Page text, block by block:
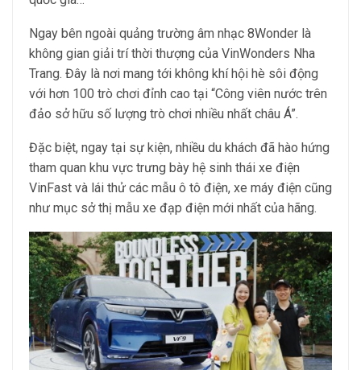
Ngay bên ngoài quảng trường âm nhạc 8Wonder là
không gian giải trí thời thượng của VinWonders Nha
Trang. Đây là nơi mang tới không khí hội hè sôi động
với hơn 100 trò chơi đỉnh cao tại “Công viên nước trên
đảo sở hữu số lượng trò chơi nhiều nhất châu Á”.
Đặc biệt, ngay tại sự kiện, nhiều du khách đã hào hứng
tham quan khu vực trưng bày hệ sinh thái xe điện
VinFast và lái thử các mẫu ô tô điện, xe máy điện cũng
như mục sở thị mẫu xe đạp điện mới nhất của hãng.